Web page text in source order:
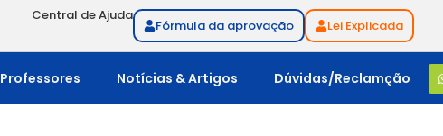
Central de Ajuda
Fórmula da aprovação Lei Explicada
Professores Notícias & Artigos Dúvidas/Reclamção